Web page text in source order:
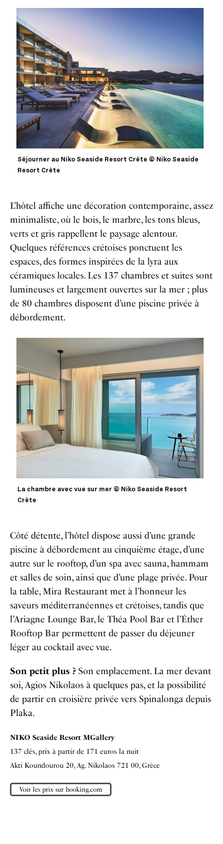
Séjourner au Niko Seaside Resort Crète © Niko Seaside
Resort Crète
L’hôtel affiche une décoration contemporaine, assez
minimaliste, où le bois, le marbre, les tons bleus,
verts et gris rappellent le paysage alentour.
Quelques références crétoises ponctuent les
espaces, des formes inspirées de la lyra aux
céramiques locales. Les 137 chambres et suites sont
lumineuses et largement ouvertes sur la mer ; plus
de 80 chambres disposent d’une piscine privée à
débordement.
La chambre avec vue sur mer © Niko Seaside Resort
Crète
Côté détente, l’hôtel dispose aussi d’une grande
piscine à débordement au cinquième étage, d’une
autre sur le rooftop, d’un spa avec sauna, hammam
et salles de soin, ainsi que d’une plage privée. Pour
la table, Mira Restaurant met à l’honneur les
saveurs méditerranéennes et crétoises, tandis que
l’Ariagne Lounge Bar, le Théa Pool Bar et l’Éther
Rooftop Bar permettent de passer du déjeuner
léger au cocktail avec vue.
Son petit plus ? Son emplacement. La mer devant
soi, Agios Nikolaos à quelques pas, et la possibilité
de partir en croisière privée vers Spinalonga depuis
Plaka.
NIKO Seaside Resort MGallery
137 clés, prix à partir de 171 euros la nuit
Akti Koundourou 20, Ag. Nikolaos 721 00, Grèce
Voir les prix sur booking.com